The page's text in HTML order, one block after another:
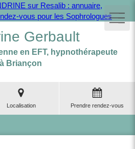
sur Resalib : annuaire,
vous pour les Sophrologues
Gerbault
en EFT, hypnothérapeute
à Briançon
Localisation Prendre rendez-vous